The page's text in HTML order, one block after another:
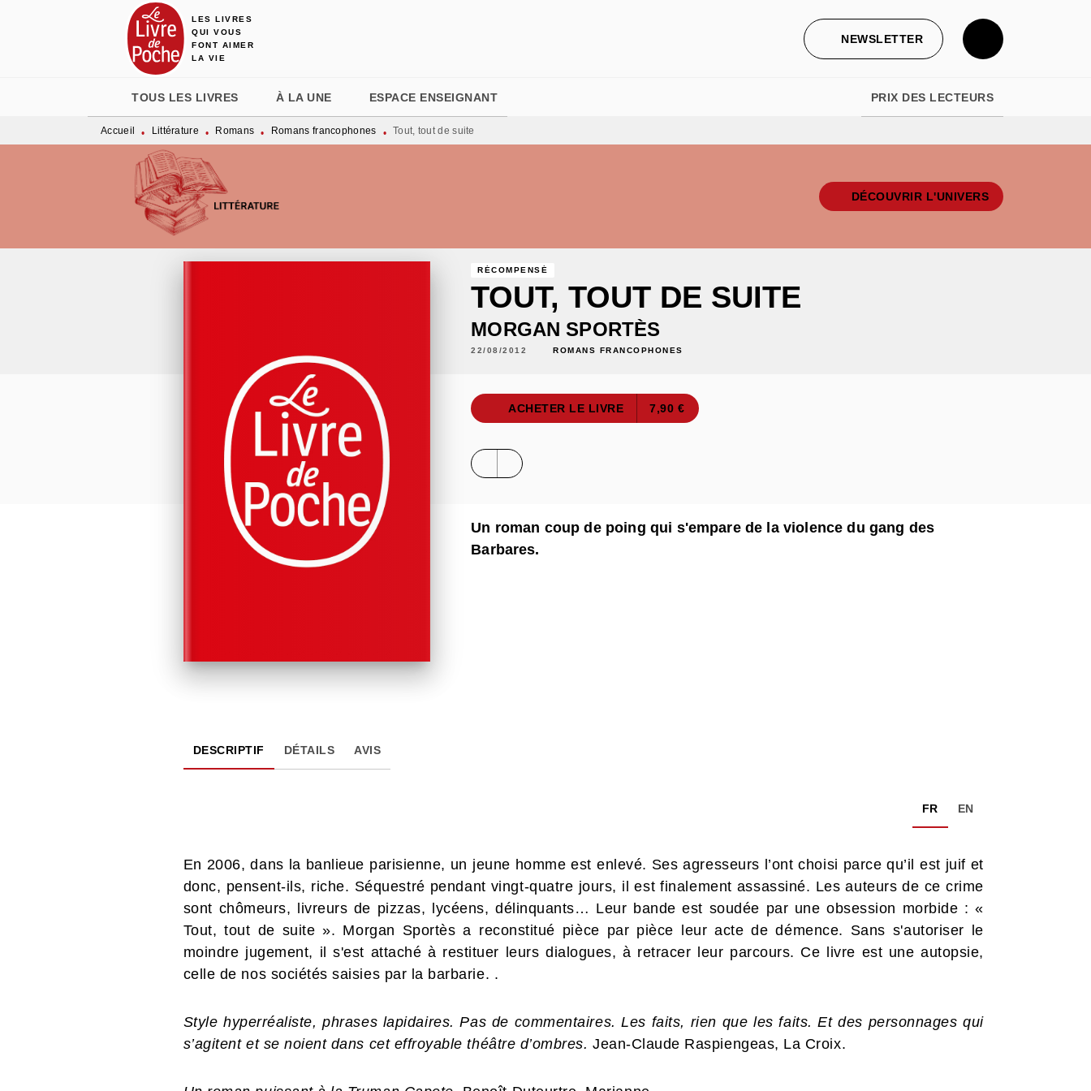
MENU RECHERCHE
LES LIVRES
QUI VOUS
FONT AIMER
LA VIE
NEWSLETTER
TOUS LES LIVRES À LA UNE ESPACE ENSEIGNANT PRIX DES LECTEURS
Accueil • Littérature • Romans • Romans francophones • Tout, tout de suite
DÉCOUVRIR L'UNIVERS
RÉCOMPENSÉ
TOUT, TOUT DE SUITE
MORGAN SPORTÈS
22/08/2012 ROMANS FRANCOPHONES
ACHETER LE LIVRE 7,90 €
Un roman coup de poing qui s'empare de la violence du gang des
Barbares.
DESCRIPTIF DÉTAILS AVIS
FR EN
En 2006, dans la banlieue parisienne, un jeune homme est enlevé. Ses agresseurs l’ont choisi parce qu’il est juif et
donc, pensent-ils, riche. Séquestré pendant vingt-quatre jours, il est finalement assassiné. Les auteurs de ce crime
sont chômeurs, livreurs de pizzas, lycéens, délinquants… Leur bande est soudée par une obsession morbide : «
Tout, tout de suite ». Morgan Sportès a reconstitué pièce par pièce leur acte de démence. Sans s'autoriser le
moindre jugement, il s'est attaché à restituer leurs dialogues, à retracer leur parcours. Ce livre est une autopsie,
celle de nos sociétés saisies par la barbarie. .
Style hyperréaliste, phrases lapidaires. Pas de commentaires. Les faits, rien que les faits. Et des personnages qui
s’agitent et se noient dans cet effroyable théâtre d’ombres. Jean-Claude Raspiengeas, La Croix.